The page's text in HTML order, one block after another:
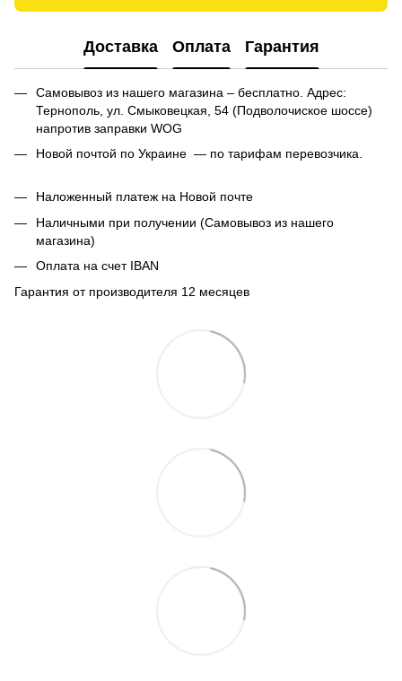
Доставка Оплата Гарантия
Самовывоз из нашего магазина – бесплатно. Адрес:
Тернополь, ул. Смыковецкая, 54 (Подволочиское шоссе)
напротив заправки WOG
Новой почтой по Украине — по тарифам перевозчика.
Наложенный платеж на Новой почте
Наличными при получении (Самовывоз из нашего
магазина)
Оплата на счет IBAN
Гарантия от производителя 12 месяцев